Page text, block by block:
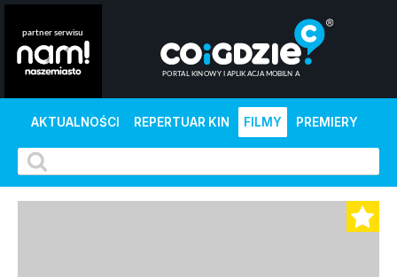
AKTUALNOŚCI REPERTUAR KIN FILMY PREMIERY